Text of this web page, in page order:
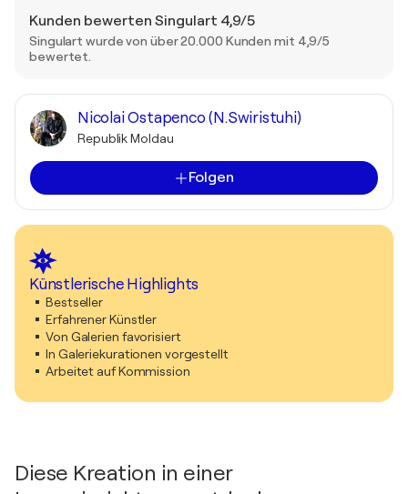
Kunden bewerten Singulart 4,9/5
Singulart wurde von über 20.000 Kunden mit 4,9/5
bewertet.
Nicolai Ostapenco (N.Swiristuhi)
Republik Moldau
Folgen
Künstlerische Highlights
Bestseller
Erfahrener Künstler
Von Galerien favorisiert
In Galeriekurationen vorgestellt
Arbeitet auf Kommission
Diese Kreation in einer